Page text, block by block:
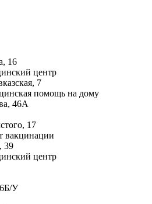
16
центр
7
помощь на дому
46А
17
вакцинации
39
центр
У